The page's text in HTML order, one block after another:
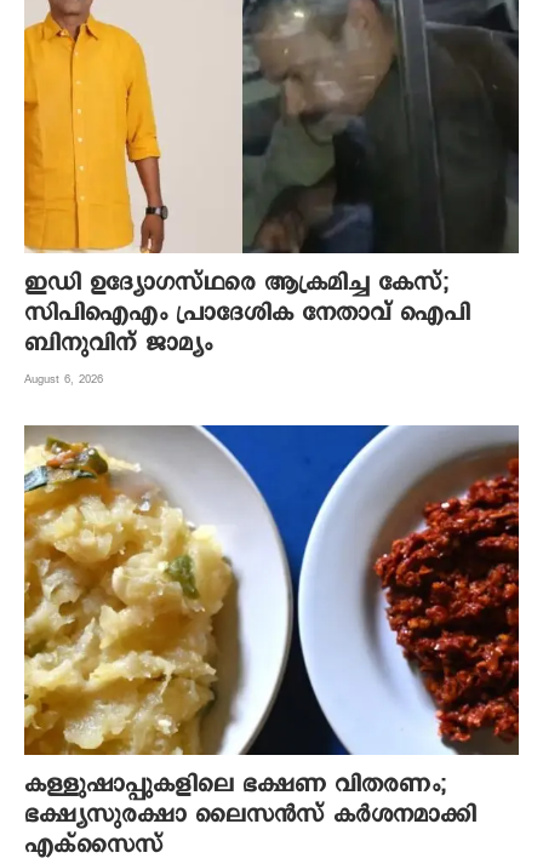
ഇഡി ഉദ്യോഗസ്ഥരെ ആക്രമിച്ച കേസ്;
സിപിഐഎം പ്രാദേശിക നേതാവ് ഐപി
ബിനുവിന് ജാമ്യം
August 6, 2026
കള്ളുഷാപ്പുകളിലെ ഭക്ഷണ വിതരണം;
ഭക്ഷ്യസുരക്ഷാ ലൈസന്‍സ് കര്‍ശനമാക്കി
എക്‌സൈസ്